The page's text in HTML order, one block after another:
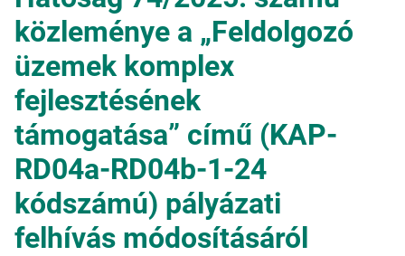
közleménye a „Feldolgozó
üzemek komplex
fejlesztésének
támogatása” című (KAP-
RD04a-RD04b-1-24
kódszámú) pályázati
felhívás módosításáról